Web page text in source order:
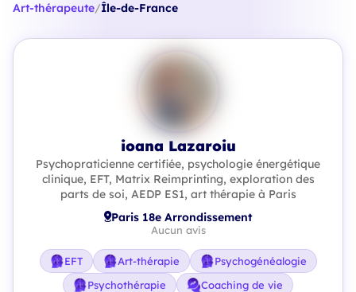
Art-thérapeute/Île-de-France
ioana Lazaroiu
Psychopraticienne certifiée, psychologie énergétique
clinique, EFT, Matrix Reimprinting, exploration des
parts de soi, AEDP ES1, art thérapie à Paris
Paris 18e Arrondissement
Aucun avis
EFT Art-thérapie
Psychogénéalogie
Psychothérapie
Coaching de vie